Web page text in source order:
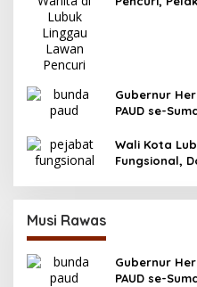
Gubernur
PAUD se-
Wali Kota
Fungsional,
Musi Rawas
Gubernur
PAUD se-